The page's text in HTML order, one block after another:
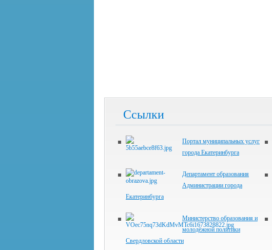
Ссылки
Портал муниципальных услуг
города Екатеринбурга
Департамент образования
Администрации города
Екатеринбурга
Министерство образования и
молодёжной политики
Свердловской области